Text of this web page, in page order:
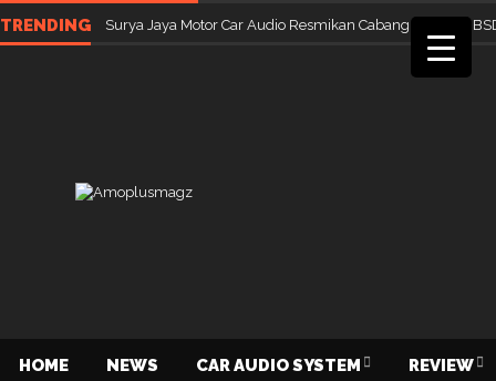
TRENDING Surya Jaya Motor Car Audio Resmikan Cabang Ketiga di
HOME NEWS CAR AUDIO SYSTEM REVIEW